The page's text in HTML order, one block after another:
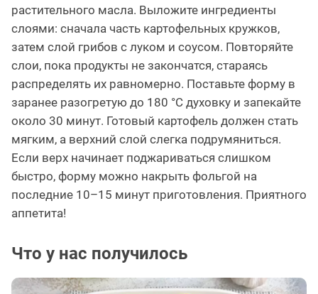
растительного масла. Выложите ингредиенты
слоями: сначала часть картофельных кружков,
затем слой грибов с луком и соусом. Повторяйте
слои, пока продукты не закончатся, стараясь
распределять их равномерно. Поставьте форму в
заранее разогретую до 180 °C духовку и запекайте
около 30 минут. Готовый картофель должен стать
мягким, а верхний слой слегка подрумяниться.
Если верх начинает поджариваться слишком
быстро, форму можно накрыть фольгой на
последние 10–15 минут приготовления. Приятного
аппетита!
Что у нас получилось